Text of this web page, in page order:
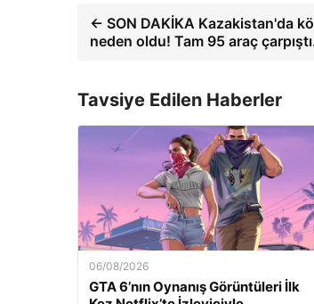
← SON DAKİKA Kazakistan'da
neden oldu! Tam 95 araç
Tavsiye Edilen Haberler
06/08/2026
GTA 6’nın Oynanış Görüntüleri İlk